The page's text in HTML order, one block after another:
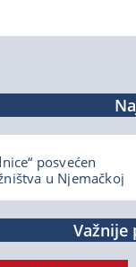
posvećen
u Njemačkoj
Važnije